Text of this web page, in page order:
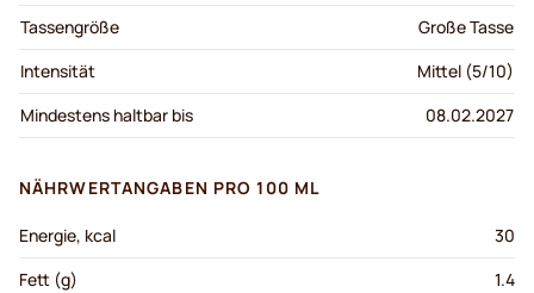
Tassengröße
Große Tasse
Intensität
Mittel (5/10)
Mindestens haltbar bis
08.02.2027
NÄHRWERTANGABEN PRO 100 ML
Energie, kcal
30
Fett (g)
1.4